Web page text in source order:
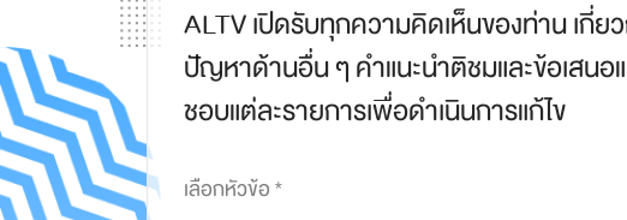
ALTV เปิดรับทุกความคิดเห็นของท่าน เกี่
ปัญหาด้านอื่น ๆ คำแนะนำติชมและข้อเสนอ
ชอบแต่ละรายการเพื่อดำเนินการแก้ไข
เลือกหัวข้อ *